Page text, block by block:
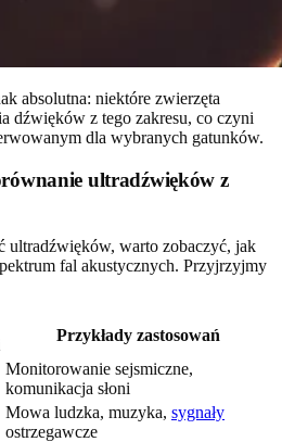
absolutna: niektóre zwierzęta
dźwięków z tego zakresu, co czyni
dla wybranych gatunków.
ultradźwięków z
ultradźwięków, warto zobaczyć, jak
fal akustycznych. Przyjrzyjmy
Przykłady zastosowań
Monitorowanie sejsmiczne,
komunikacja słoni
Mowa ludzka, muzyka, sygnały
ostrzegawcze